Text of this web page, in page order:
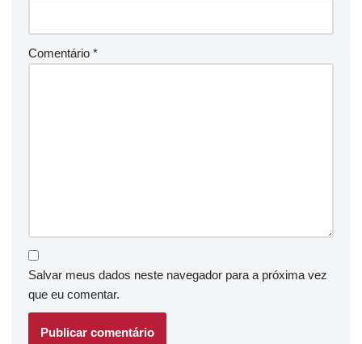
Comentário *
Salvar meus dados neste navegador para a próxima vez
que eu comentar.